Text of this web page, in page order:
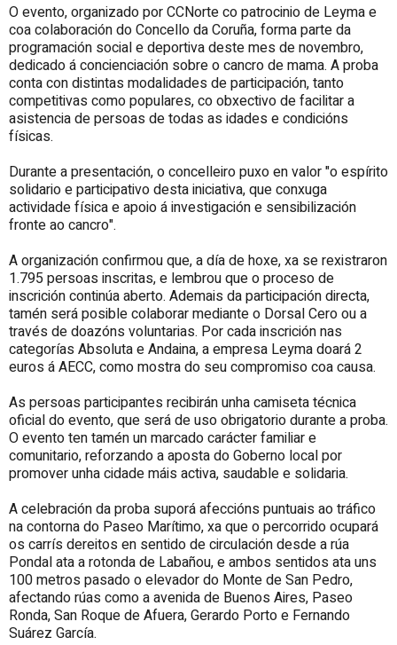
O evento, organizado por CCNorte co patrocinio de Leyma e
coa colaboración do Concello da Coruña, forma parte da
programación social e deportiva deste mes de novembro,
dedicado á concienciación sobre o cancro de mama. A proba
conta con distintas modalidades de participación, tanto
competitivas como populares, co obxectivo de facilitar a
asistencia de persoas de todas as idades e condicións
físicas.
Durante a presentación, o concelleiro puxo en valor "o espírito
solidario e participativo desta iniciativa, que conxuga
actividade física e apoio á investigación e sensibilización
fronte ao cancro".
A organización confirmou que, a día de hoxe, xa se rexistraron
1.795 persoas inscritas, e lembrou que o proceso de
inscrición continúa aberto. Ademais da participación directa,
tamén será posible colaborar mediante o Dorsal Cero ou a
través de doazóns voluntarias. Por cada inscrición nas
categorías Absoluta e Andaina, a empresa Leyma doará 2
euros á AECC, como mostra do seu compromiso coa causa.
As persoas participantes recibirán unha camiseta técnica
oficial do evento, que será de uso obrigatorio durante a proba.
O evento ten tamén un marcado carácter familiar e
comunitario, reforzando a aposta do Goberno local por
promover unha cidade máis activa, saudable e solidaria.
A celebración da proba suporá afeccións puntuais ao tráfico
na contorna do Paseo Marítimo, xa que o percorrido ocupará
os carrís dereitos en sentido de circulación desde a rúa
Pondal ata a rotonda de Labañou, e ambos sentidos ata uns
100 metros pasado o elevador do Monte de San Pedro,
afectando rúas como a avenida de Buenos Aires, Paseo
Ronda, San Roque de Afuera, Gerardo Porto e Fernando
Suárez García.